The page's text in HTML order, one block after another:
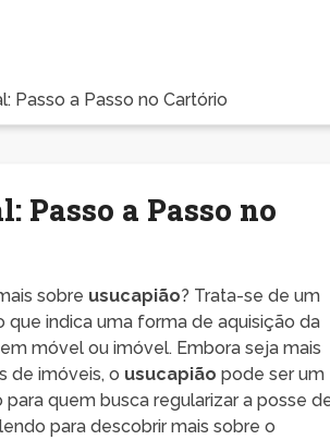
Passo a Passo no Cartório
Passo a Passo no
sobre usucapião? Trata-se de um
que indica uma forma de aquisição da
móvel ou imóvel. Embora seja mais
de imóveis, o usucapião pode ser um
quem busca regularizar a posse
para descobrir mais sobre o